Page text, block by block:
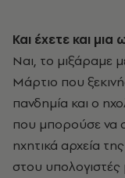
Και έχετε και
Ναι, το μιξάραμε
Μάρτιο που
πανδημία και ο
που μπορούσε να
ηχητικά αρχεία
στου